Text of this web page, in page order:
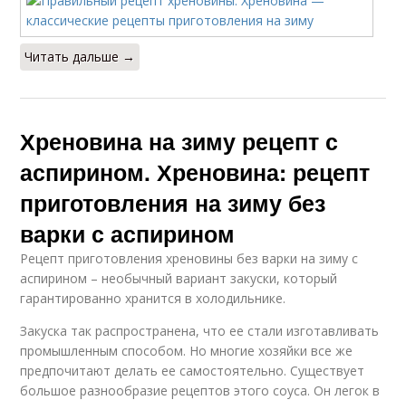
Читать дальше →
Хреновина на зиму рецепт с
аспирином. Хреновина: рецепт
приготовления на зиму без
варки с аспирином
Рецепт приготовления хреновины без варки на зиму с
аспирином – необычный вариант закуски, который
гарантированно хранится в холодильнике.
Закуска так распространена, что ее стали изготавливать
промышленным способом. Но многие хозяйки все же
предпочитают делать ее самостоятельно. Существует
большое разнообразие рецептов этого соуса. Он легок в